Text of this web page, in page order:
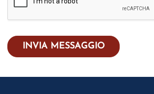
INVIA MESSAGGIO